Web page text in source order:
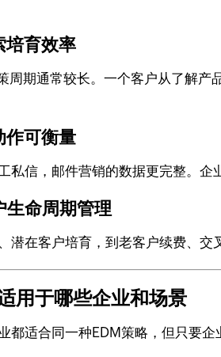
培育效率
周期通常较长。一个客户从了解
作可衡量
私信，邮件营销的数据更完整。企
生命周期管理
潜在客户培育，到老客户续费、交
用于哪些企业和场景
都适合同一种EDM策略，但只要